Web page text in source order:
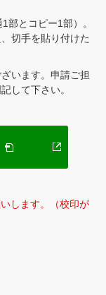
部とコピー1部）。
切手を貼り付けた
います。申請ご担
して下さい。
PDF
します。（校印が